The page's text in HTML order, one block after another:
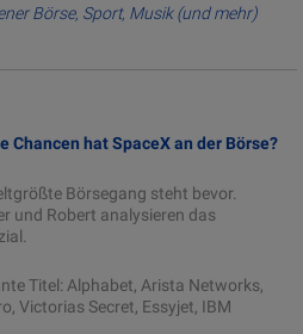
Börse, Sport, Musik (und mehr)
Chancen hat SpaceX an der Börse?
Börsegang steht bevor.
und Robert analysieren das
Titel: Alphabet, Arista Networks,
Victorias Secret, Essyjet, IBM